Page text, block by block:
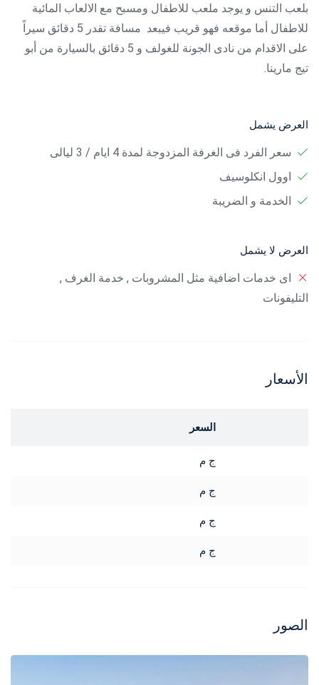
بلعب التنس و يوجد ملعب للاطفال ومسبح مع الالعاب المائية
للاطفال أما موقعه فهو قريب فيبعد مسافة تقدر 5 دقائق سيراً
على الاقدام من نادى الجونة للغولف و 5 دقائق بالسيارة من أبو
تيج مارينا.
العرض يشمل
سعر الفرد فى الغرفة المزدوجة لمدة 4 ايام / 3 ليالى
اوول انكلوسيف
الخدمة و الضريبة
العرض لا يشمل
اى خدمات اضافية مثل المشروبات , خدمة الغرف ,
التليفونات
الأسعار
السعر
ج م
ج م
ج م
ج م
الصور